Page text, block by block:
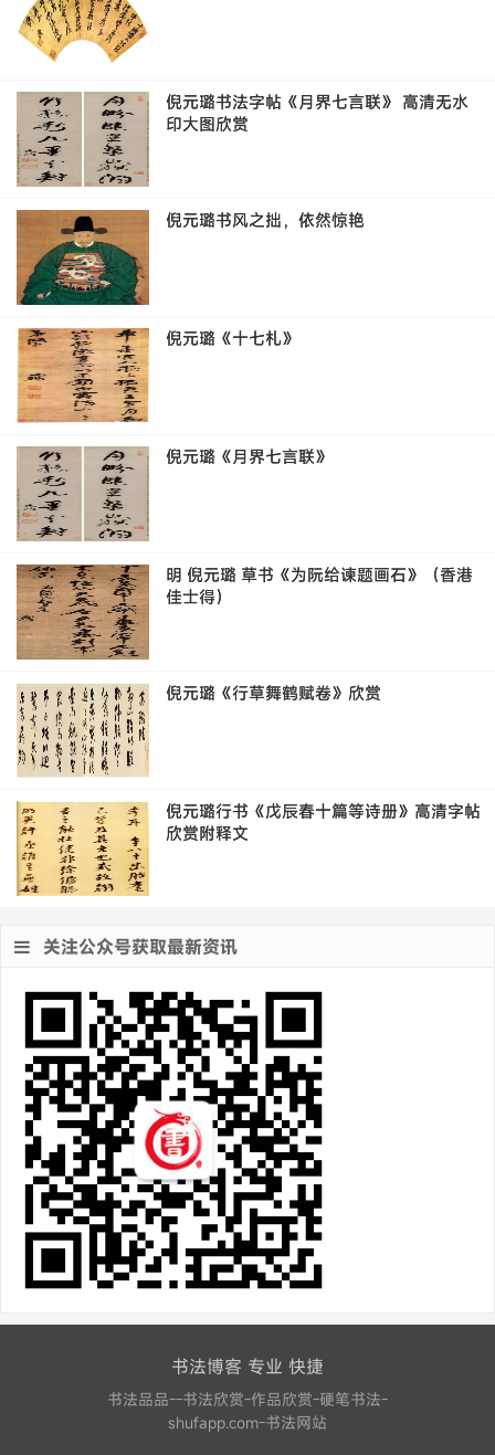
倪元璐书法字帖《月界七言联》 高清无水
印大图欣赏
倪元璐书风之拙，依然惊艳
倪元璐《十七札》
倪元璐《月界七言联》
明 倪元璐 草书《为阮给谏题画石》（香港
佳士得）
倪元璐《行草舞鹤赋卷》欣赏
倪元璐行书《戊辰春十篇等诗册》高清字帖
欣赏附释文
关注公众号获取最新资讯
书法博客 专业 快捷
书法品品--书法欣赏-作品欣赏-硬笔书法-
shufapp.com-书法网站